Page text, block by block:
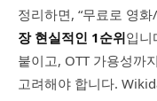
정리하면, “무료로 영
장 현실적인 1순위입니
붙이고, OTT 가용성까
고려해야 합니다.